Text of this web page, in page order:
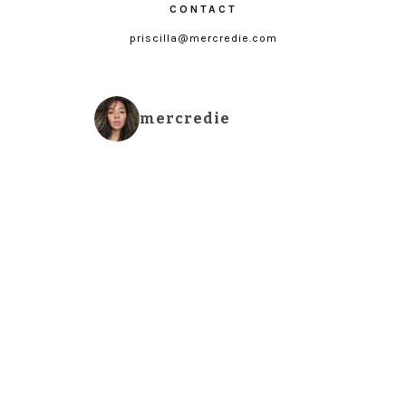
CONTACT
priscilla@mercredie.com
mercredie